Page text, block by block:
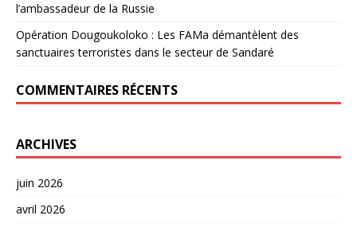
l’ambassadeur de la Russie
Opération Dougoukoloko : Les FAMa démantèlent des
sanctuaires terroristes dans le secteur de Sandaré
COMMENTAIRES RÉCENTS
ARCHIVES
juin 2026
avril 2026